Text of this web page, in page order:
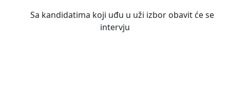
Sa kandidatima koji uđu u uži izbor obavit će se
intervju